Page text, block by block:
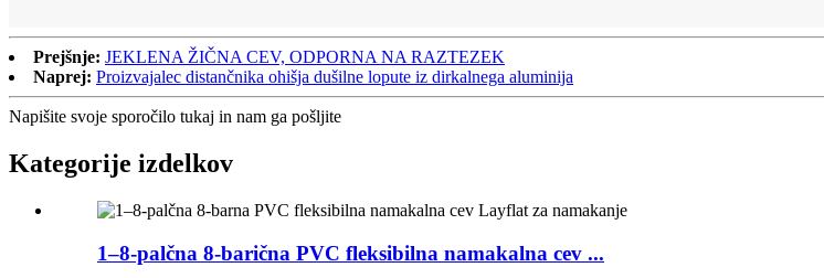
Prejšnje: JEKLENA ŽIČNA CEV, ODPORNA NA RAZTEZEK
Naprej: Proizvajalec distančnika ohišja dušilne lopute iz dirkalnega aluminija
Napišite svoje sporočilo tukaj in nam ga pošljite
Kategorije izdelkov
1–8-palčna 8-barična PVC fleksibilna namakalna cev ...